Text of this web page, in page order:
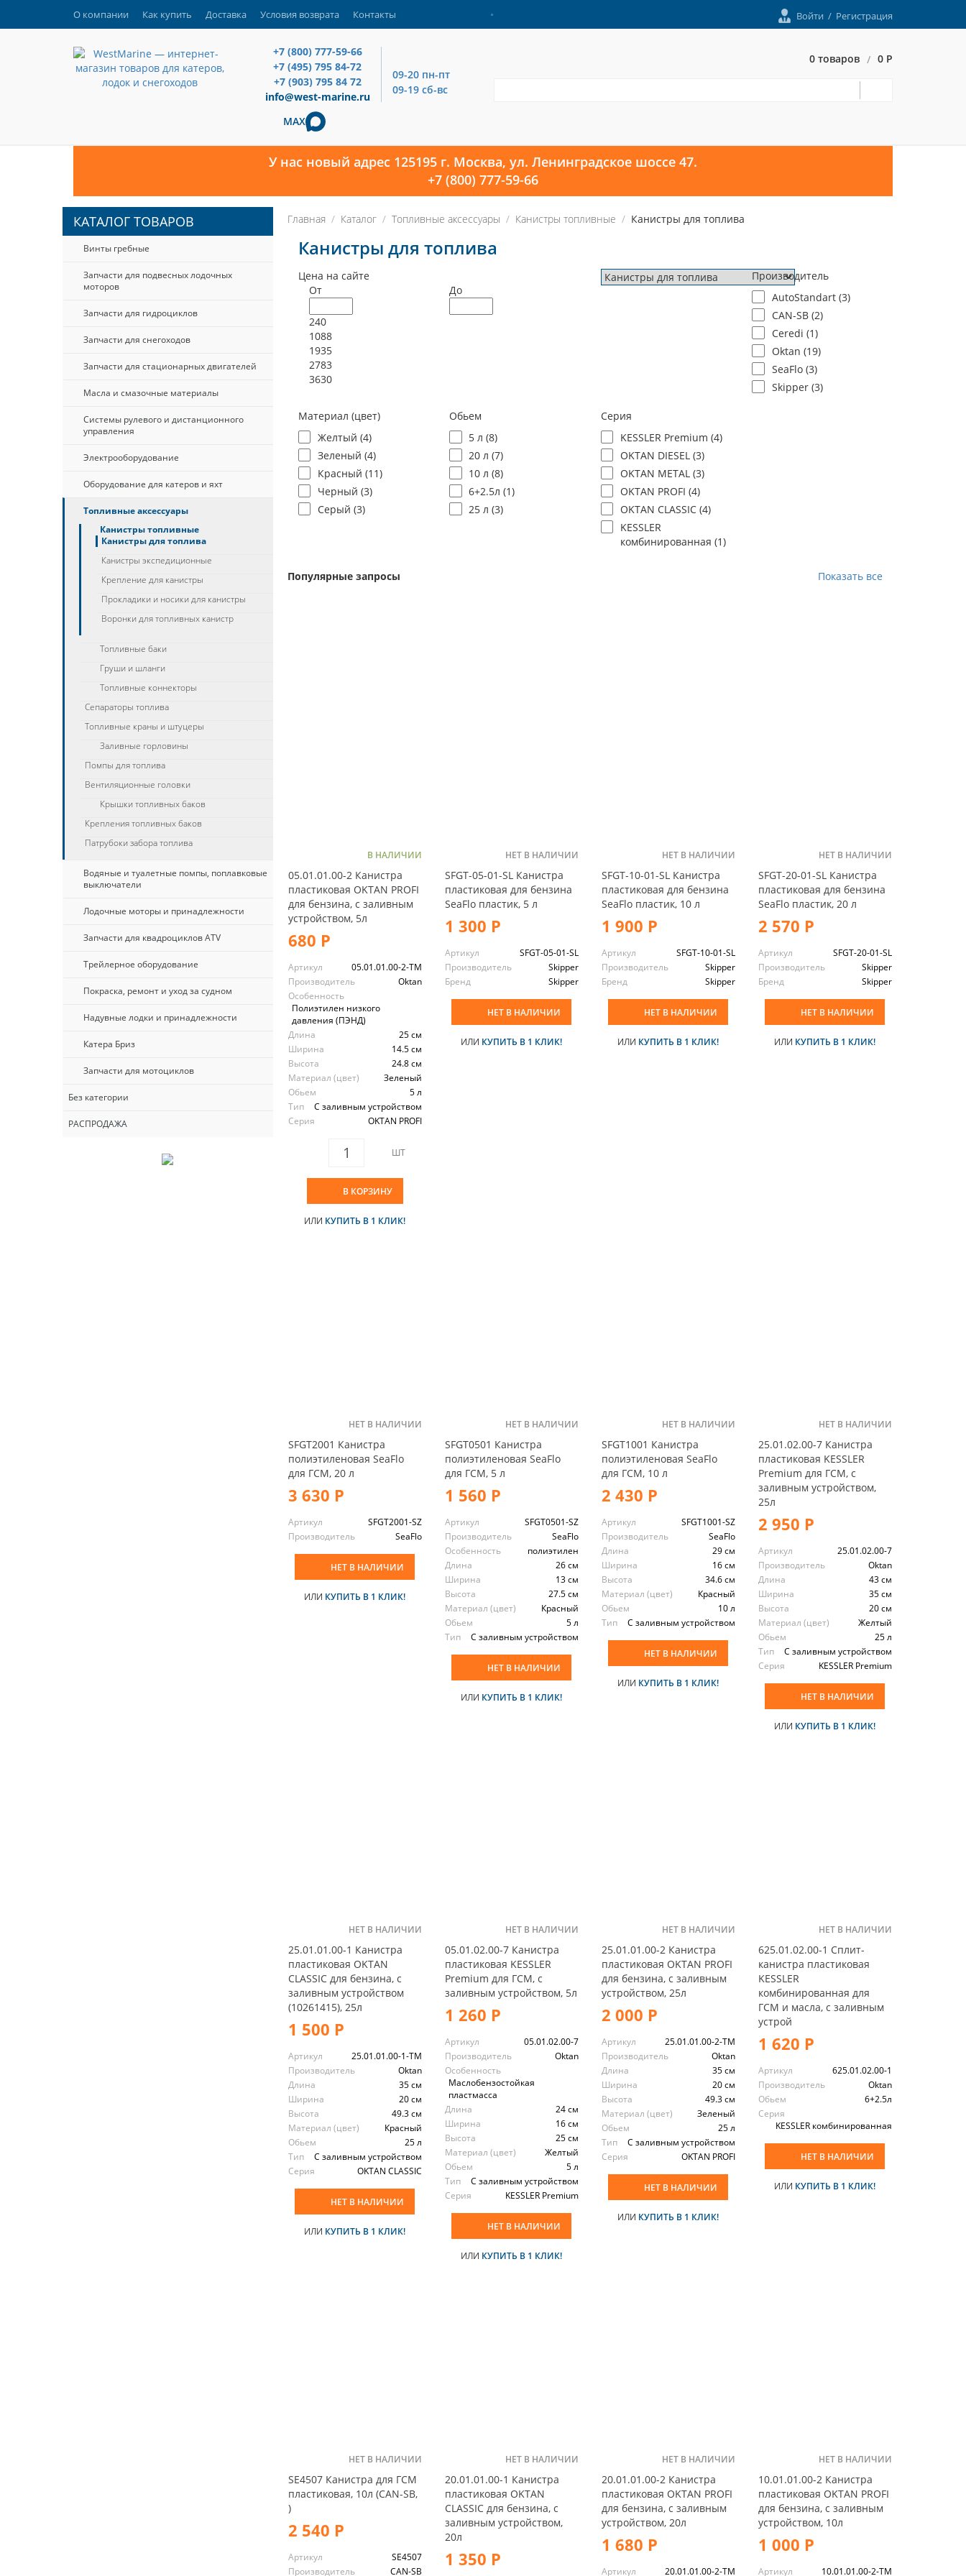
О компании Как купить Доставка Условия возврата Контакты Войти / Регистрация
+7 (800) 777-59-66
+7 (495) 795 84-72
+7 (903) 795 84 72
info@west-marine.ru
09-20 пн-пт
09-19 сб-вс
MAX
0 товаров / 0 Р
У нас новый адрес 125195 г. Москва, ул. Ленинградское шоссе 47.
+7 (800) 777-59-66
Главная Каталог Топливные аксессуары Канистры топливные Канистры для топлива
Канистры для топлива
Цена на сайте
От
До
240
1088
1935
2783
3630
Производитель
AutoStandart (3)
CAN-SB (2)
Ceredi (1)
Oktan (19)
SeaFlo (3)
Skipper (3)
Материал (цвет)
Желтый (4)
Зеленый (4)
Красный (11)
Черный (3)
Серый (3)
Обьем
5 л (8)
20 л (7)
10 л (8)
6+2.5л (1)
25 л (3)
Серия
KESSLER Premium (4)
OKTAN DIESEL (3)
OKTAN METAL (3)
OKTAN PROFI (4)
OKTAN CLASSIC (4)
KESSLER
комбинированная (1)
Популярные запросы Показать все
В НАЛИЧИИ
05.01.01.00-2 Канистра
пластиковая OKTAN PROFI
для бензина, с заливным
устройством, 5л
680 Р
Артикул
05.01.01.00-2-TM
Производитель
Oktan
Особенность
Полиэтилен низкого
давления (ПЭНД)
Длина
25 см
Ширина
14.5 см
Высота
24.8 см
Материал (цвет)
Зеленый
Обьем
5 л
Тип
С заливным устройством
Серия
OKTAN PROFI
ШТ
В КОРЗИНУ
ИЛИ КУПИТЬ В 1 КЛИК!
НЕТ В НАЛИЧИИ
SFGT-05-01-SL Канистра
пластиковая для бензина
SeaFlo пластик, 5 л
1 300 Р
Артикул
SFGT-05-01-SL
Производитель
Skipper
Бренд
Skipper
НЕТ В НАЛИЧИИ
ИЛИ КУПИТЬ В 1 КЛИК!
НЕТ В НАЛИЧИИ
SFGT-10-01-SL Канистра
пластиковая для бензина
SeaFlo пластик, 10 л
1 900 Р
Артикул
SFGT-10-01-SL
Производитель
Skipper
Бренд
Skipper
НЕТ В НАЛИЧИИ
ИЛИ КУПИТЬ В 1 КЛИК!
НЕТ В НАЛИЧИИ
SFGT-20-01-SL Канистра
пластиковая для бензина
SeaFlo пластик, 20 л
2 570 Р
Артикул
SFGT-20-01-SL
Производитель
Skipper
Бренд
Skipper
НЕТ В НАЛИЧИИ
ИЛИ КУПИТЬ В 1 КЛИК!
НЕТ В НАЛИЧИИ
SFGT2001 Канистра
полиэтиленовая SeaFlo
для ГСМ, 20 л
3 630 Р
Артикул
SFGT2001-SZ
Производитель
SeaFlo
НЕТ В НАЛИЧИИ
ИЛИ КУПИТЬ В 1 КЛИК!
НЕТ В НАЛИЧИИ
SFGT0501 Канистра
полиэтиленовая SeaFlo
для ГСМ, 5 л
1 560 Р
Артикул
SFGT0501-SZ
Производитель
SeaFlo
Особенность
полиэтилен
Длина
26 см
Ширина
13 см
Высота
27.5 см
Материал (цвет)
Красный
Обьем
5 л
Тип
С заливным устройством
НЕТ В НАЛИЧИИ
ИЛИ КУПИТЬ В 1 КЛИК!
НЕТ В НАЛИЧИИ
SFGT1001 Канистра
полиэтиленовая SeaFlo
для ГСМ, 10 л
2 430 Р
Артикул
SFGT1001-SZ
Производитель
SeaFlo
Длина
29 см
Ширина
16 см
Высота
34.6 см
Материал (цвет)
Красный
Обьем
10 л
Тип
С заливным устройством
НЕТ В НАЛИЧИИ
ИЛИ КУПИТЬ В 1 КЛИК!
НЕТ В НАЛИЧИИ
25.01.02.00-7 Канистра
пластиковая KESSLER
Premium для ГСМ, с
заливным устройством,
25л
2 950 Р
Артикул
25.01.02.00-7
Производитель
Oktan
Длина
43 см
Ширина
35 см
Высота
20 см
Материал (цвет)
Желтый
Обьем
25 л
Тип
С заливным устройством
Серия
KESSLER Premium
НЕТ В НАЛИЧИИ
ИЛИ КУПИТЬ В 1 КЛИК!
НЕТ В НАЛИЧИИ
25.01.01.00-1 Канистра
пластиковая OKTAN
CLASSIC для бензина, с
заливным устройством
(10261415), 25л
1 500 Р
Артикул
25.01.01.00-1-TM
Производитель
Oktan
Длина
35 см
Ширина
20 см
Высота
49.3 см
Материал (цвет)
Красный
Обьем
25 л
Тип
С заливным устройством
Серия
OKTAN CLASSIC
НЕТ В НАЛИЧИИ
ИЛИ КУПИТЬ В 1 КЛИК!
НЕТ В НАЛИЧИИ
05.01.02.00-7 Канистра
пластиковая KESSLER
Premium для ГСМ, с
заливным устройством, 5л
1 260 Р
Артикул
05.01.02.00-7
Производитель
Oktan
Особенность
Маслобензостойкая
пластмасса
Длина
24 см
Ширина
16 см
Высота
25 см
Материал (цвет)
Желтый
Обьем
5 л
Тип
С заливным устройством
Серия
KESSLER Premium
НЕТ В НАЛИЧИИ
ИЛИ КУПИТЬ В 1 КЛИК!
НЕТ В НАЛИЧИИ
25.01.01.00-2 Канистра
пластиковая OKTAN PROFI
для бензина, с заливным
устройством, 25л
2 000 Р
Артикул
25.01.01.00-2-TM
Производитель
Oktan
Длина
35 см
Ширина
20 см
Высота
49.3 см
Материал (цвет)
Зеленый
Обьем
25 л
Тип
С заливным устройством
Серия
OKTAN PROFI
НЕТ В НАЛИЧИИ
ИЛИ КУПИТЬ В 1 КЛИК!
НЕТ В НАЛИЧИИ
625.01.02.00-1 Сплит-
канистра пластиковая
KESSLER
комбинированная для
ГСМ и масла, с заливным
устрой
1 620 Р
Артикул
625.01.02.00-1
Производитель
Oktan
Обьем
6+2.5л
Серия
KESSLER комбинированная
НЕТ В НАЛИЧИИ
ИЛИ КУПИТЬ В 1 КЛИК!
НЕТ В НАЛИЧИИ
SE4507 Канистра для ГСМ
пластиковая, 10л (CAN-SB,
)
2 540 Р
Артикул
SE4507
Производитель
CAN-SB
НЕТ В НАЛИЧИИ
20.01.01.00-1 Канистра
пластиковая OKTAN
CLASSIC для бензина, с
заливным устройством,
20л
1 350 Р
НЕТ В НАЛИЧИИ
20.01.01.00-2 Канистра
пластиковая OKTAN PROFI
для бензина, с заливным
устройством, 20л
1 680 Р
Артикул 20.01.01.00-2-TM
НЕТ В НАЛИЧИИ
10.01.01.00-2 Канистра
пластиковая OKTAN PROFI
для бензина, с заливным
устройством, 10л
1 000 Р
Артикул 10.01.01.00-2-TM
КАТАЛОГ ТОВАРОВ
Винты гребные
Запчасти для подвесных лодочных
моторов
Запчасти для гидроциклов
Запчасти для снегоходов
Запчасти для стационарных двигателей
Масла и смазочные материалы
Системы рулевого и дистанционного
управления
Электрооборудование
Оборудование для катеров и яхт
Топливные аксессуары
Канистры топливные
Канистры для топлива
Канистры экспедиционные
Крепление для канистры
Прокладики и носики для канистры
Воронки для топливных канистр
Топливные баки
Груши и шланги
Топливные коннекторы
Сепараторы топлива
Топливные краны и штуцеры
Заливные горловины
Помпы для топлива
Вентиляционные головки
Крышки топливных баков
Крепления топливных баков
Патрубоки забора топлива
Водяные и туалетные помпы, поплавковые
выключатели
Лодочные моторы и принадлежности
Запчасти для квадроциклов ATV
Трейлерное оборудование
Покраска, ремонт и уход за судном
Надувные лодки и принадлежности
Катера Бриз
Запчасти для мотоциклов
Без категории
РАСПРОДАЖА